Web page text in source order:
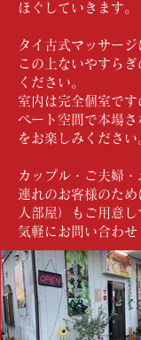
ほぐしていきます。
タイ古式マッサージ
この上ないやすら
ください。
室内は完全個室です
ベート空間で本場
をお楽しみください
カップル・ご夫婦
連れのお客様のた
人部屋）もご用意
気軽にお問い合わせ